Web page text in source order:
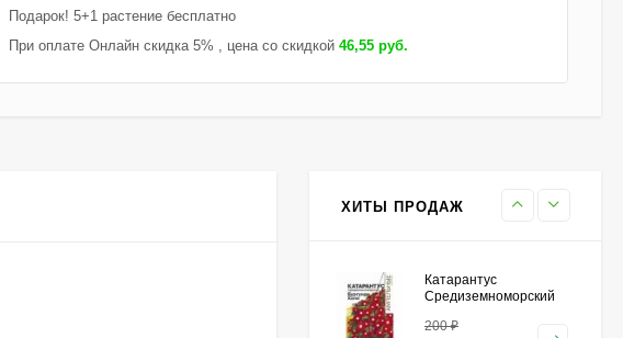
Подарок! 5+1 растение бесплатно
При оплате Онлайн скидка 5% , цена со скидкой46,55 руб.
ХИТЫ ПРОДАЖ
Катарантус
Средиземноморский
алтая]
200₽